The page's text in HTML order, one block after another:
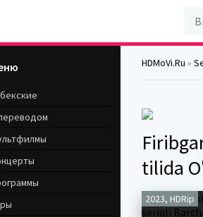
HDMoVi.Ru »
tilida
2023, HDRip